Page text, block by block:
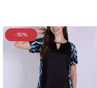
-50%